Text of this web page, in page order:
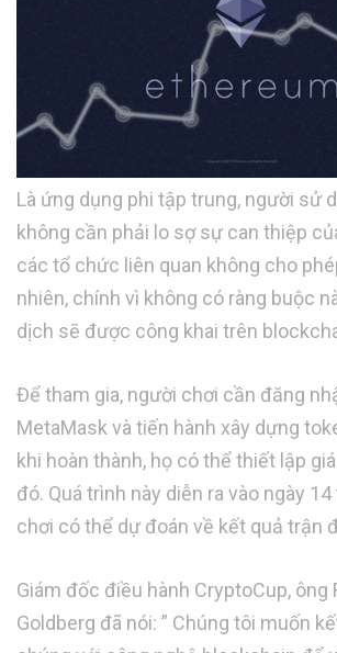
Là ứng dụng phi tập trung, người sử
không cần phải lo sợ sự can thiệp
các tổ chức liên quan không cho
nhiên, chính vì không có ràng buộc
dịch sẽ được công khai trên
Để tham gia, người chơi cần đăng
MetaMask và tiến hành xây dựng
khi hoàn thành, họ có thể thiết lập
đó. Quá trình này diễn ra vào ngày
chơi có thể dự đoán về kết quả trận
Giám đốc điều hành CryptoCup, ông
Goldberg đã nói: ” Chúng tôi muốn